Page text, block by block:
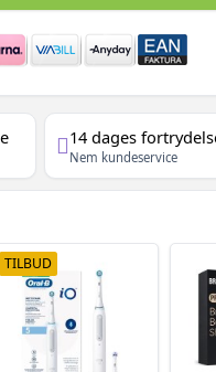
14 dages
Nem kundeservice
TILBUD